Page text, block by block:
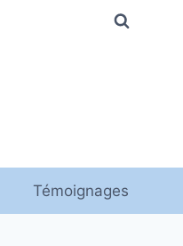
Témoignages